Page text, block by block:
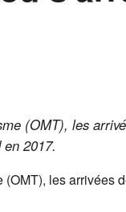
(OMT), les
2017.
les